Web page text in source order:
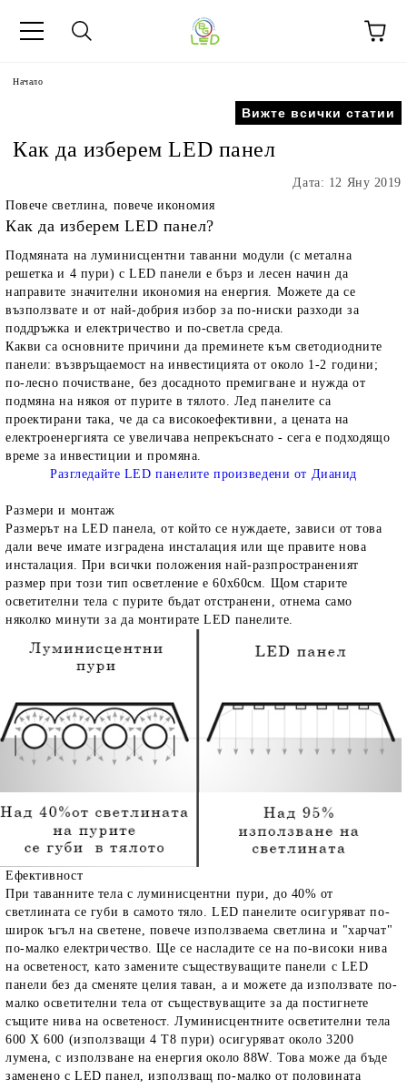
Начало
Вижте всички статии
Как да изберем LED панел
Дата: 12 Яну 2019
Повече светлина, повече икономия
Как да изберем LED панел?
Подмяната на луминисцентни таванни модули (с метална
решетка и 4 пури) с LED панели е бърз и лесен начин да
направите значителни икономия на енергия. Можете да се
възползвате и от най-добрия избор за по-ниски разходи за
поддръжка и електричество и по-светла среда.
Какви са основните причини да преминете към светодиодните
панели: възвръщаемост на инвестицията от около 1-2 години;
по-лесно почистване, без досадното премигване и нужда от
подмяна на някоя от пурите в тялото. Лед панелите са
проектирани така, че да са високоефективни, а цената на
електроенергията се увеличава непрекъснато - сега е подходящо
време за инвестиции и промяна.
Разгледайте LED панелите произведени от Дианид
Размери и монтаж
Размерът на LED панела, от който се нуждаете, зависи от това
дали вече имате изградена инсталация или ще правите нова
инсталация. При всички положения най-разпространеният
размер при този тип осветление е 60х60см. Щом старите
осветителни тела с пурите бъдат отстранени, отнема само
няколко минути за да монтирате LED панелите.
Ефективност
При таванните тела с луминисцентни пури, до 40% от
светлината се губи в самото тяло. LED панелите осигуряват по-
широк ъгъл на светене, повече използваема светлина и "харчат"
по-малко електричество. Ще се насладите се на по-високи нива
на осветеност, като замените съществуващите панели с LED
панели без да сменяте целия таван, а и можете да използвате по-
малко осветителни тела от съществуващите за да постигнете
същите нива на осветеност. Луминисцентните осветителни тела
600 X 600 (използващи 4 T8 пури) осигуряват около 3200
лумена, с използване на енергия около 88W. Това може да бъде
заменено с LED панел, използващ по-малко от половината